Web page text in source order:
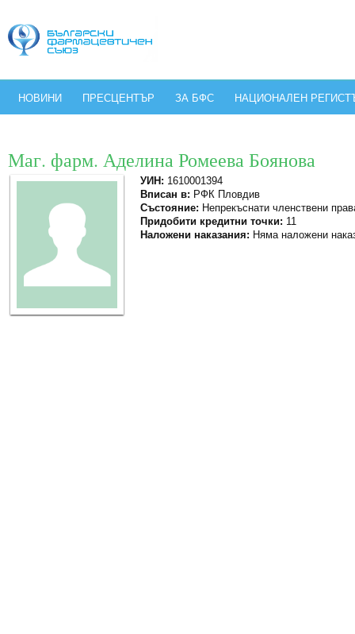
НОВИНИ ПРЕСЦЕНТЪР ЗА БФС НАЦИОНАЛЕН
Маг. фарм. Аделина Ромеева Боянова
УИН: 1610001394
Вписан в: РФК Пловдив
Състояние: Непрекъснати членствени
Придобити кредитни точки: 11
Наложени наказания: Няма наложени